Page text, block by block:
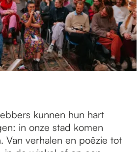
kunnen hun hart
in onze stad komen
Van verhalen en poëzie tot